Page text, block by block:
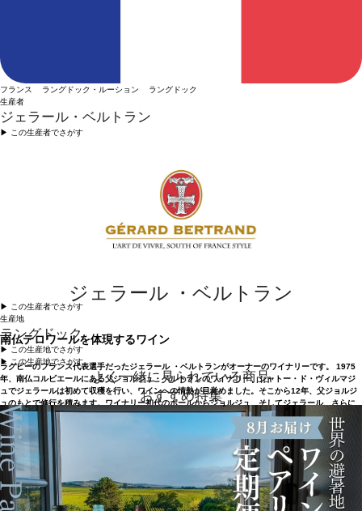
フランス ラングドック・ルーション ラングドック
生産者
ジェラール・ベルトラン
▶︎ この生産者でさがす
ジェラール ・ベルトラン
南仏テロワールを体現するワイン
ラグビーのフランス代表選手だったジェラール ・ベルトランがオーナーのワイナリーです。 1975
年、南仏コルビエールにある父ジョルジュ・ベルトランのワイナリー、シャトー・ド・ヴィルマジ
ュでジェラールは初めて収穫を行い、ワインへの情熱が目覚めました。そこから12年、父ジョルジ
ュのもとで修行を積みます。ワイナリー初代のポールからジョルジュ、そしてジェラール、さらに
ジェラール の子たちのエマとマティアスと、4代にわたって家族経営でワインを造っています。 ジ
ェラールは、ラグビーのフィールドで学んだパフォーマンスと卓越性の価値を大切にしながら、コ
ルビエールの最良のテロワールを実現し、世界に広める探求を続けています。1987年、父の死後、
ヴィルマジュの家業を一手に引き受けたのも、そのような精神からでした。1992年、南仏ワインを
展開していくため、ジェラール・ベルトラン・ワイン社を設立。
▶︎ この生産者でさがす
生産地
ラングドック
▶︎ この生産地でさがす
▶︎ この生産地でさがす
よく一緒に見られている商品
おすすめ特集